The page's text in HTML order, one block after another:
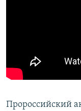
Пророссийский